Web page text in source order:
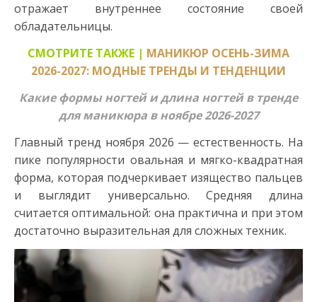
отражает внутреннее состояние своей
обладательницы.
СМОТРИТЕ ТАКЖЕ | МАНИКЮР ОСЕНЬ-ЗИМА
2026-2027: МОДНЫЕ ТРЕНДЫ И ТЕНДЕНЦИИ
Какие формы ногтей и длина ногтей в тренде
для маникюра в ноябре 2026-2027
Главный тренд ноября 2026 — естественность. На
пике популярности овальная и мягко-квадратная
форма, которая подчеркивает изящество пальцев
и выглядит универсально. Средняя длина
считается оптимальной: она практична и при этом
достаточно выразительная для сложных техник.